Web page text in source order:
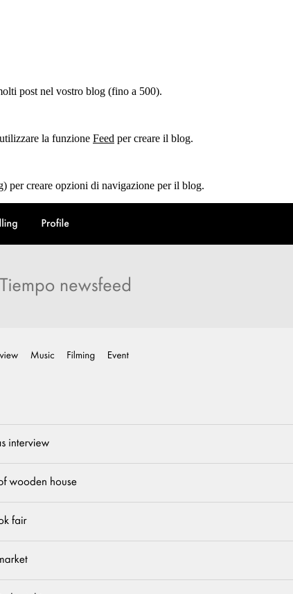
post nel vostro blog (fino a 500).
la funzione Feed per creare il blog.
per creare opzioni di navigazione per il blog.